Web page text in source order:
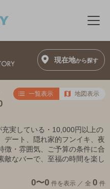
メ
現在地から探す
一覧表示 地図表示
実している・10,000円以上の
デート、隠れ家的フンイキ、夜
徴・雰囲気、ご予算の条件に合
敵なバーで、至福の時間を楽し
0〜0 件を表示 ／ 全 0 件